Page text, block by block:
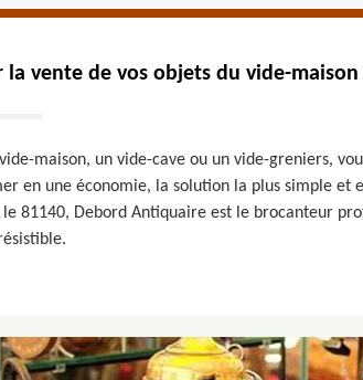
la vente de vos objets du vide-
maison, un vide-cave ou un vide-greniers,
en une économie, la solution la plus simple et
le 81140, Debord Antiquaire est le brocanteur